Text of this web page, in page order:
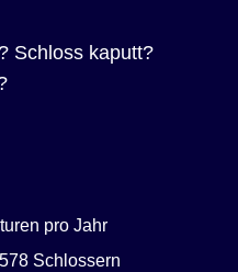
Schloss kaputt?
pro Jahr
Schlossern